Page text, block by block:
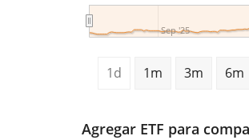
Sep '25
1d 1m 3m 6m
Agregar ETF para